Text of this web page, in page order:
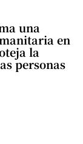
una
en
la
personas